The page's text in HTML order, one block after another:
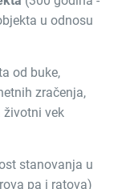
u odnosu
od buke,
zračenja,
životni vek
stanovanja u
pa i ratova)